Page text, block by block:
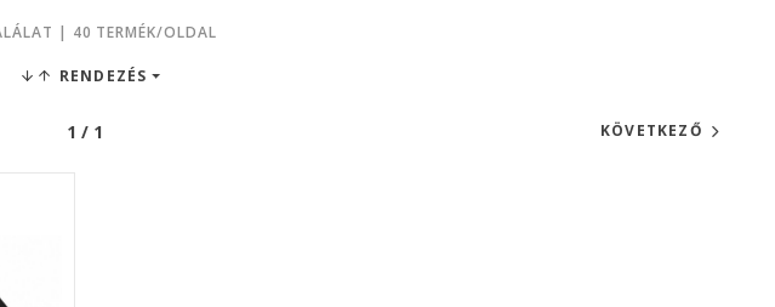
| 40 TERMÉK/OLDAL
RENDEZÉS
1 / 1 KÖVETKEZŐ